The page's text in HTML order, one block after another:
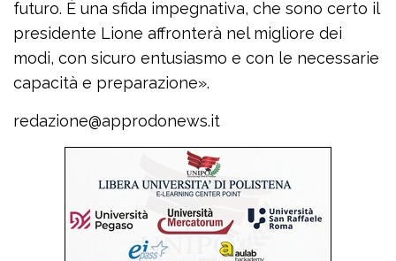
futuro. È una sfida impegnativa, che sono certo il
presidente Lione affronterà nel migliore dei
modi, con sicuro entusiasmo e con le necessarie
capacità e preparazione».
redazione@approdonews.it